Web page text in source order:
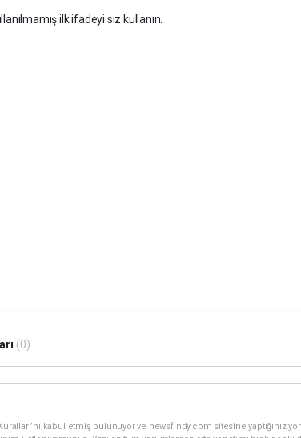
ilk ifadeyi siz kullanın.
(0)
kabul etmiş bulunuyor ve newsfindy.com sitesine yaptığınız